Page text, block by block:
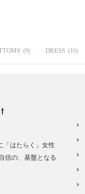
(9) DRESS (16)
「はたらく」女性
信の、基盤となる